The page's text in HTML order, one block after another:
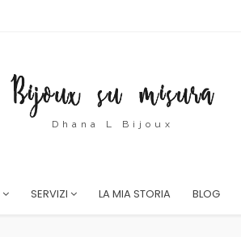
Dhana L Bijoux
SERVIZI LA MIA STORIA BLOG